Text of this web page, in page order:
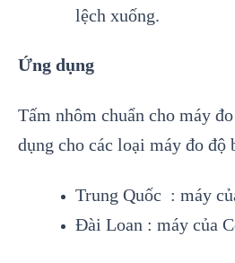
lệch xuống.
Ứng dụng
Tấm nhôm chuẩn cho máy
dụng cho các loại máy đo độ
Trung Quốc : máy
Đài Loan : máy của